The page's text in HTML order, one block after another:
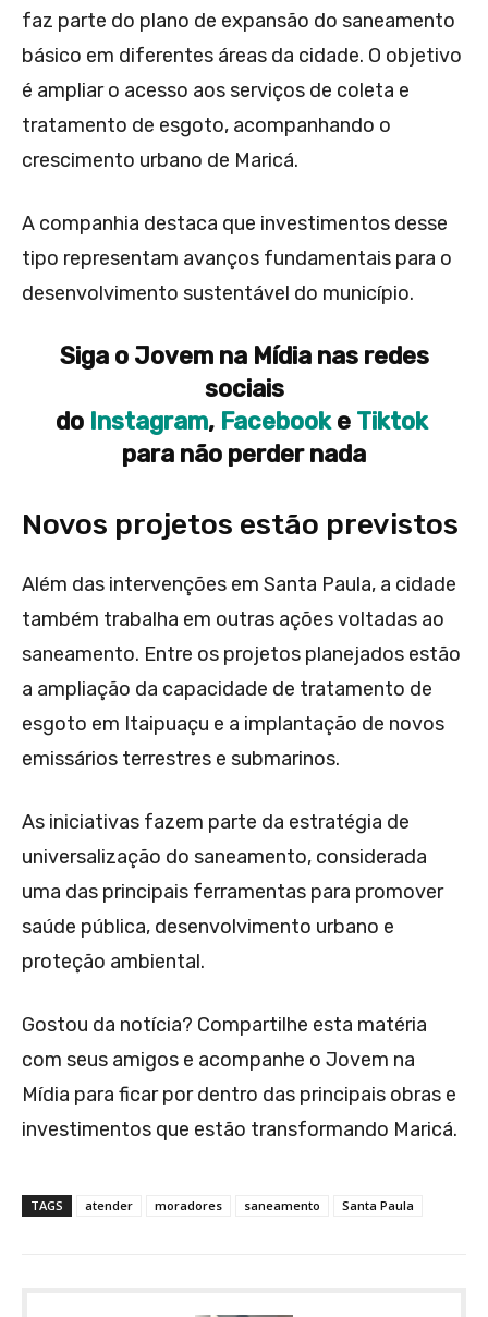
faz parte do plano de expansão do saneamento
básico em diferentes áreas da cidade. O objetivo
é ampliar o acesso aos serviços de coleta e
tratamento de esgoto, acompanhando o
crescimento urbano de Maricá.
A companhia destaca que investimentos desse
tipo representam avanços fundamentais para o
desenvolvimento sustentável do município.
Siga o Jovem na Mídia nas redes
sociais
do Instagram, Facebooke Tiktok
para não perder nada
Novos projetos estão previstos
Além das intervenções em Santa Paula, a cidade
também trabalha em outras ações voltadas ao
saneamento. Entre os projetos planejados estão
a ampliação da capacidade de tratamento de
esgoto em Itaipuaçu e a implantação de novos
emissários terrestres e submarinos.
As iniciativas fazem parte da estratégia de
universalização do saneamento, considerada
uma das principais ferramentas para promover
saúde pública, desenvolvimento urbano e
proteção ambiental.
Gostou da notícia? Compartilhe esta matéria
com seus amigos e acompanhe o Jovem na
Mídia para ficar por dentro das principais obras e
investimentos que estão transformando Maricá.
TAGS atender moradores saneamento Santa Paula